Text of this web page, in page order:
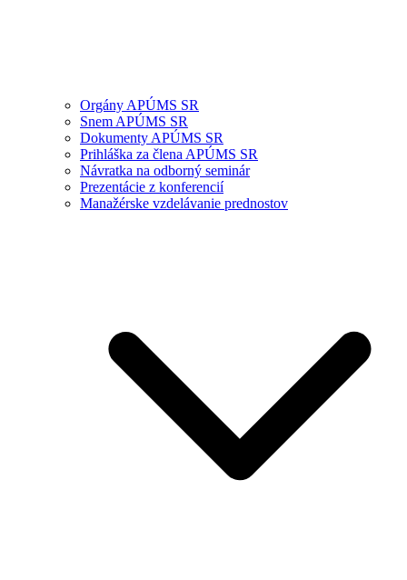
Orgány APÚMS SR
Snem APÚMS SR
Dokumenty APÚMS SR
Prihláška za člena APÚMS SR
Návratka na odborný seminár
Prezentácie z konferencií
Manažérske vzdelávanie prednostov